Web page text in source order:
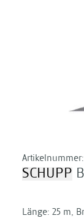
Artikelnummer:
SCHUPP
Länge: 25 m,